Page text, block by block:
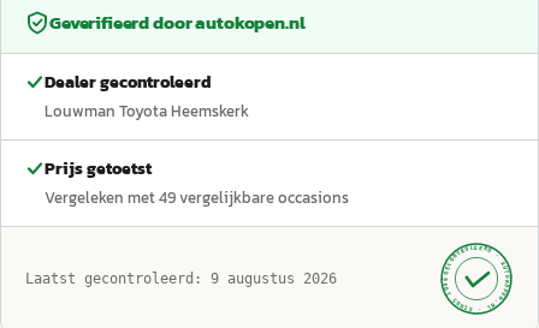
Geverifieerd doorautokopen.nl
Dealer gecontroleerd
Louwman Toyota Heemskerk
Prijs getoetst
Vergeleken met49vergelijkbare occasions
Laatst gecontroleerd: 9 augustus 2026 GECONTROLEERD ·
AUTOKOPEN.NL
· SINDS 1999 ·